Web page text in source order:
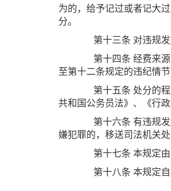
为的，给予记过或者记大
分。
第十三条 对违规
第十四条 经费来
至第十二条规定的违纪情
第十五条 处分的
共和国公务员法》、《行
第十六条 有违规
嫌犯罪的，移送司法机关
第十七条 本规定
第十八条 本规定自